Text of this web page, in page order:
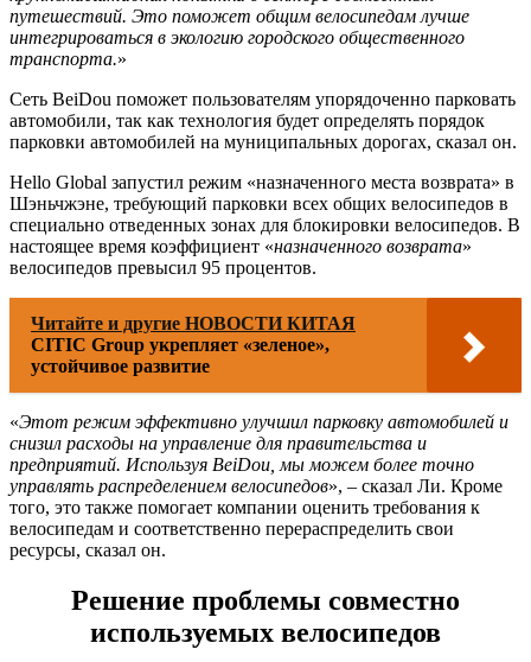
путешествий. Это поможет общим велосипедам лучше
интегрироваться в экологию городского общественного
транспорта.»
Сеть BeiDou поможет пользователям упорядоченно парковать
автомобили, так как технология будет определять порядок
парковки автомобилей на муниципальных дорогах, сказал он.
Hello Global запустил режим «назначенного места возврата» в
Шэньчжэне, требующий парковки всех общих велосипедов в
специально отведенных зонах для блокировки велосипедов. В
настоящее время коэффициент «назначенного возврата»
велосипедов превысил 95 процентов.
Читайте и другие НОВОСТИ КИТАЯ
CITIC Group укрепляет «зеленое»,
устойчивое развитие
«Этот режим эффективно улучшил парковку автомобилей и
снизил расходы на управление для правительства и
предприятий. Используя BeiDou, мы можем более точно
управлять распределением велосипедов», – сказал Ли. Кроме
того, это также помогает компании оценить требования к
велосипедам и соответственно перераспределить свои
ресурсы, сказал он.
Решение проблемы совместно
используемых велосипедов